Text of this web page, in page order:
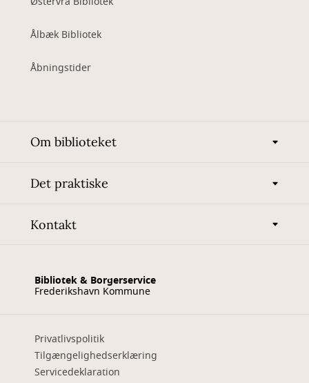
Ålbæk Bibliotek
Åbningstider
Om biblioteket
Det praktiske
Kontakt
Bibliotek & Borgerservice
Frederikshavn Kommune
Privatlivspolitik
Tilgængelighedserklæring
Servicedeklaration